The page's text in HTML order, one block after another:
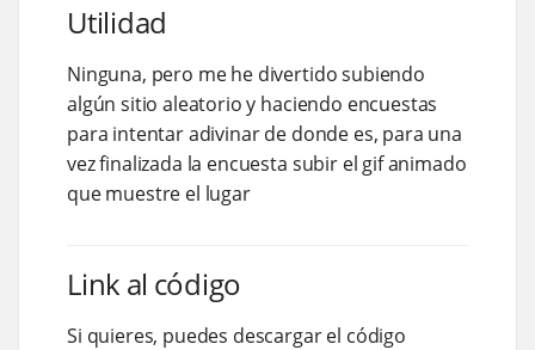
Utilidad
Ninguna, pero me he divertido subiendo
algún sitio aleatorio y haciendo encuestas
para intentar adivinar de donde es, para una
vez finalizada la encuesta subir el gif animado
que muestre el lugar
Link al código
Si quieres, puedes descargar el código